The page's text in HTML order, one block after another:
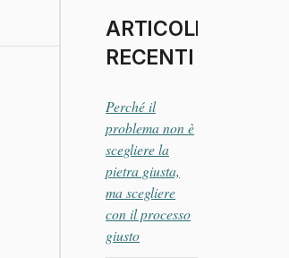
ARTICOLI
RECENTI
Perché il
problema non è
scegliere la
pietra giusta,
ma scegliere
con il processo
giusto